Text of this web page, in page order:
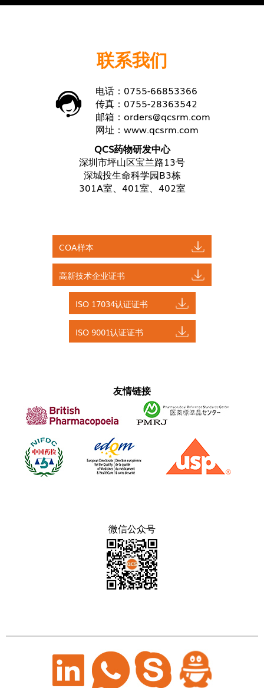
联系我们
电话：0755-66853366
传真：0755-28363542
邮箱： orders@qcsrm.com
网址： www.qcsrm.com
QCS药物研发中心
深圳市坪山区宝兰路13号
深城投生命科学园B3栋
301A室、401室、402室
COA样本
高新技术企业证书
ISO 17034认证证书
ISO 9001认证证书
友情链接
微信公众号